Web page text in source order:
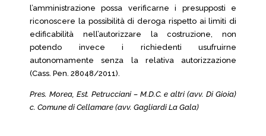
l’amministrazione possa verificarne i presupposti e
riconoscere la possibilità di deroga rispetto ai limiti di
edificabilità nell’autorizzare la costruzione, non
potendo invece i richiedenti usufruirne
autonomamente senza la relativa autorizzazione
(Cass. Pen. 28048/2011).
Pres. Morea, Est. Petrucciani – M.D.C. e altri (avv. Di Gioia)
c. Comune di Cellamare (avv. Gagliardi La Gala)